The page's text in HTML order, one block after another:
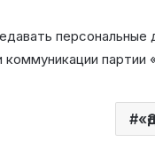
персональные
партии